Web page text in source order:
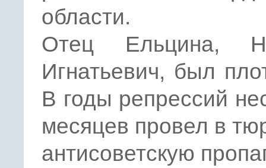
области.
Отец Ельцина,
Игнатьевич, был
В годы репрессий
месяцев провел в
антисоветскую